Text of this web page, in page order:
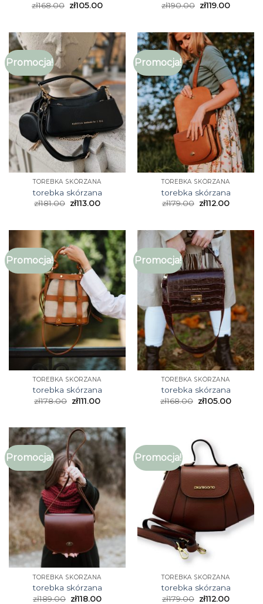
zł168.00 zł105.00
zł190.00 zł119.00
Promocja!
TOREBKA SKÓRZANA
torebka skórzana
zł181.00 zł113.00
Promocja!
TOREBKA SKÓRZANA
torebka skórzana
zł179.00 zł112.00
Promocja!
TOREBKA SKÓRZANA
torebka skórzana
zł178.00 zł111.00
Promocja!
TOREBKA SKÓRZANA
torebka skórzana
zł168.00 zł105.00
Promocja!
TOREBKA SKÓRZANA
torebka skórzana
zł189.00 zł118.00
Promocja!
TOREBKA SKÓRZANA
torebka skórzana
zł179.00 zł112.00